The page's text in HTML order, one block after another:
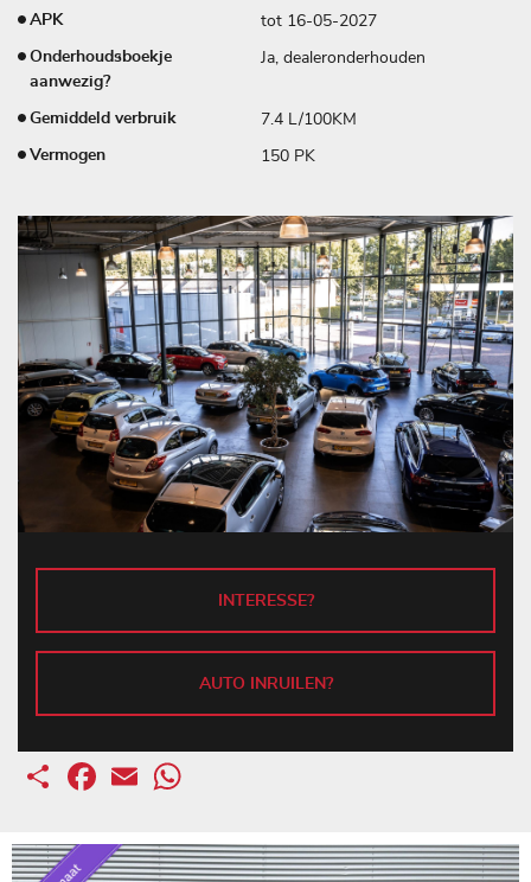
APK tot 16-05-2027
Onderhoudsboekje
aanwezig?
Ja, dealeronderhouden
Gemiddeld verbruik 7.4 L/100KM
Vermogen 150 PK
INTERESSE?
AUTO INRUILEN?
Deel Facebook
Email